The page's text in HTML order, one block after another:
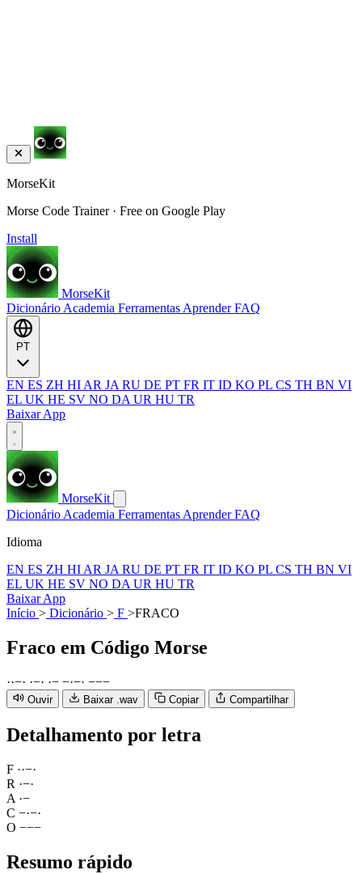
MorseKit
Morse Code Trainer · Free on Google Play
Install
MorseKit
Dicionário Academia Ferramentas AprenderFAQ
EN ES ZH HI AR JA RU DE PT FR IT ID KO PL CS TH BN VI
EL UK HE SV NO DA UR HU TR
Baixar App
MorseKit
Dicionário Academia Ferramentas AprenderFAQ
Idioma
EN ES ZH HI AR JA RU DE PT FR IT ID KO PL CS TH BN VI
EL UK HE SV NO DA UR HU TR
Baixar App
Início > Dicionário > F >FRACO
Fraco em Código Morse
··−· ·−· ·− −·−· −−−
Ouvir Baixar .wav Copiar Compartilhar
Detalhamento por letra
F ··−·
R ·−·
A ·−
C −·−·
O −−−
Resumo rápido